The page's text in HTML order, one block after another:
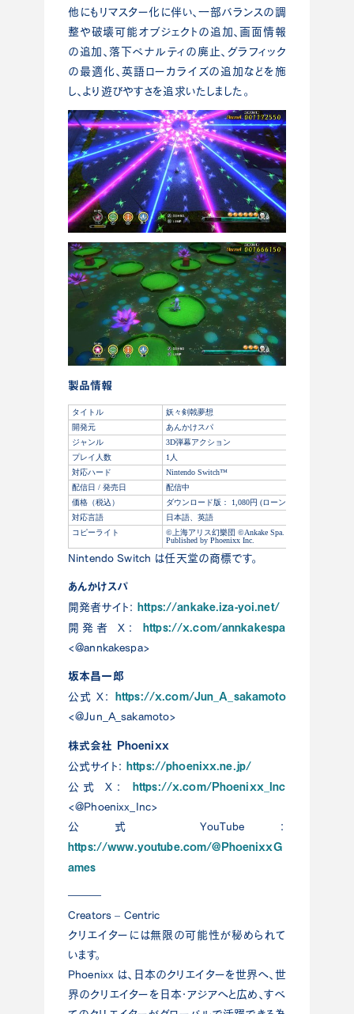
他にもリマスター化に伴い、一部バランスの調
整や破壊可能オブジェクトの追加、画面情報
の追加、落下ペナルティの廃止、グラフィック
の最適化、英語ローカライズの追加などを施
し、より遊びやすさを追求いたしました。
製品情報
タイトル
妖々剣戟夢想
開発元
あんかけスパ
ジャンル
3D弾幕アクション
プレイ人数
1人
対応ハード
Nintendo Switch™
配信日 / 発売日
配信中
価格（税込）
ダウンロード版： 1,080円 (ローンチセール15%OFF
対応言語
日本語、英語
コピーライト
©上海アリス幻樂団 ©Ankake Spa.
Published by Phoenixx Inc.
Nintendo Switch は任天堂の商標です。
あんかけスパ
開発者サイト： https://ankake.iza-yoi.net/
開発者 X： https://x.com/annkakespa
<@annkakespa>
坂本昌一郎
公式 X： https://x.com/Jun_A_sakamoto
<@Jun_A_sakamoto>
株式会社 Phoenixx
公式サイト： https://phoenixx.ne.jp/
公式 X： https://x.com/Phoenixx_Inc
<@Phoenixx_Inc>
公式 YouTube：
https://www.youtube.com/@PhoenixxG
ames
―――
Creators – Centric
クリエイターには無限の可能性が秘められて
います。
Phoenixx は、日本のクリエイターを世界へ、世
界のクリエイターを日本・アジアへと広め、すべ